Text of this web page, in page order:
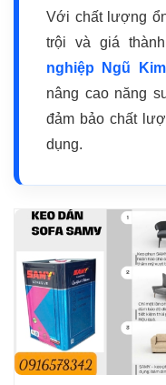
Với chất lượng
trội và giá
nghiệp Ngũ
nâng cao năng
đảm bảo chất
dụng.